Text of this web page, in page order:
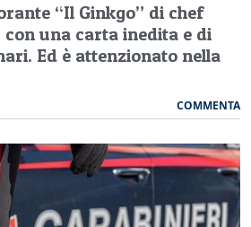
“Il Ginkgo” di chef
una carta inedita e di
Ed è attenzionato nella
COMMENTA